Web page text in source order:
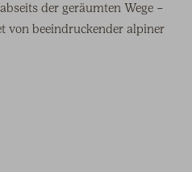
der geräumten Wege –
von beeindruckender alpiner